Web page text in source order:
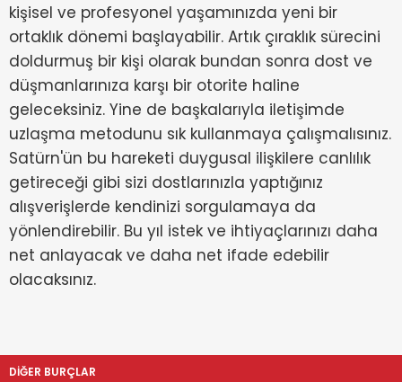
kişisel ve profesyonel yaşamınızda yeni bir
ortaklık dönemi başlayabilir. Artık çıraklık sürecini
doldurmuş bir kişi olarak bundan sonra dost ve
düşmanlarınıza karşı bir otorite haline
geleceksiniz. Yine de başkalarıyla iletişimde
uzlaşma metodunu sık kullanmaya çalışmalısınız.
Satürn'ün bu hareketi duygusal ilişkilere canlılık
getireceği gibi sizi dostlarınızla yaptığınız
alışverişlerde kendinizi sorgulamaya da
yönlendirebilir. Bu yıl istek ve ihtiyaçlarınızı daha
net anlayacak ve daha net ifade edebilir
olacaksınız.
DİĞER BURÇLAR